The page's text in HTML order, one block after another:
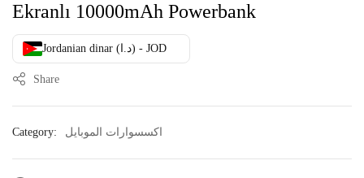
Ekranlı 10000mAh Powerbank
Jordanian dinar (د.ا) - JOD
Share
Category: اكسسوارات الموبايل